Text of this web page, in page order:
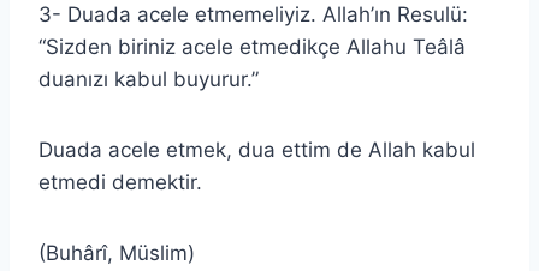
3- Duada acele etmemeliyiz. Allah’ın Resulü:
“Sizden biriniz acele etmedikçe Allahu Teâlâ
duanızı kabul buyurur.”
Duada acele etmek, dua ettim de Allah kabul
etmedi demektir.
(Buhârî, Müslim)